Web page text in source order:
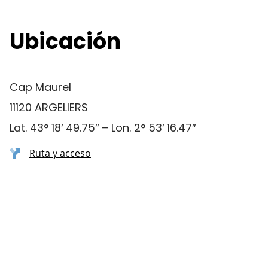
Ubicación
Cap Maurel
11120 ARGELIERS
Lat. 43° 18′ 49.75″ – Lon. 2° 53′ 16.47″
Ruta y acceso